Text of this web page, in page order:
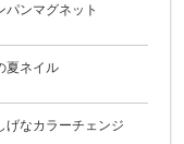
パンマグネット
夏ネイル
げなカラーチェンジ